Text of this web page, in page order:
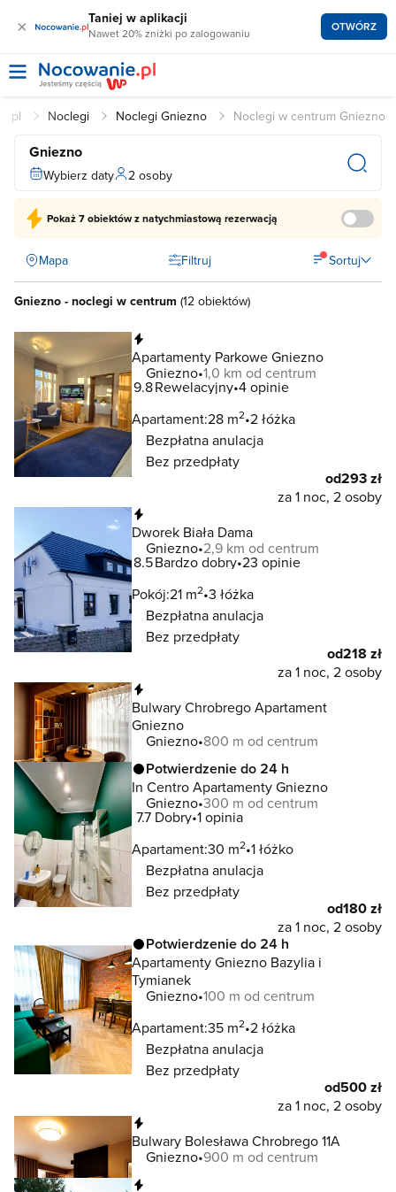
× Taniej w aplikacji
Nawet 20% zniżki po zalogowaniu OTWÓRZ
Noclegi Noclegi Gniezno Noclegi w centrum Gniezno
Gniezno
Wybierz daty 2 osoby
Pokaż7 obiektówz natychmiastową rezerwacją
Mapa Filtruj Sortuj
Gniezno - noclegi w centrum (12 obiektów)
Apartamenty Parkowe Gniezno
Gniezno 1,0 km od centrum
9.8Rewelacyjny 4 opinie
Apartament:28 m2 2 łóżka
Bezpłatna anulacja
Bez przedpłaty
od293 zł
za 1 noc, 2 osoby
Dworek Biała Dama
Gniezno 2,9 km od centrum
8.5Bardzo dobry 23 opinie
Pokój:21 m2 3 łóżka
Bezpłatna anulacja
Bez przedpłaty
od218 zł
za 1 noc, 2 osoby
Bulwary Chrobrego Apartament
Gniezno
Gniezno 800 m od centrum
Potwierdzenie do 24 h
In Centro Apartamenty Gniezno
Gniezno 300 m od centrum
7.7 Dobry 1 opinia
Apartament:30 m2 1 łóżko
Bezpłatna anulacja
Bez przedpłaty
od180 zł
za 1 noc, 2 osoby
Potwierdzenie do 24 h
Apartamenty Gniezno Bazylia i
Tymianek
Gniezno 100 m od centrum
Apartament:35 m2 2 łóżka
Bezpłatna anulacja
Bez przedpłaty
od500 zł
za 1 noc, 2 osoby
Bulwary Bolesława Chrobrego 11A
Gniezno 900 m od centrum